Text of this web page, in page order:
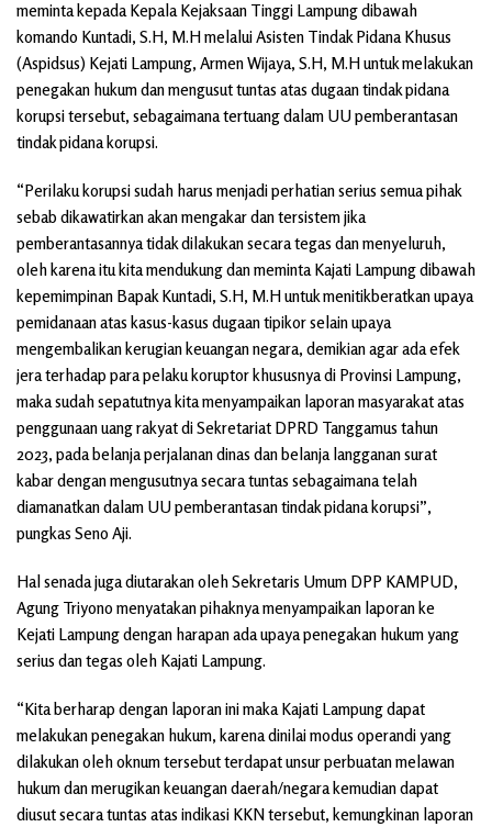
meminta kepada Kepala Kejaksaan Tinggi Lampung dibawah
komando Kuntadi, S.H, M.H melalui Asisten Tindak Pidana Khusus
(Aspidsus) Kejati Lampung, Armen Wijaya, S.H, M.H untuk melakukan
penegakan hukum dan mengusut tuntas atas dugaan tindak pidana
korupsi tersebut, sebagaimana tertuang dalam UU pemberantasan
tindak pidana korupsi.
“Perilaku korupsi sudah harus menjadi perhatian serius semua pihak
sebab dikawatirkan akan mengakar dan tersistem jika
pemberantasannya tidak dilakukan secara tegas dan menyeluruh,
oleh karena itu kita mendukung dan meminta Kajati Lampung dibawah
kepemimpinan Bapak Kuntadi, S.H, M.H untuk menitikberatkan upaya
pemidanaan atas kasus-kasus dugaan tipikor selain upaya
mengembalikan kerugian keuangan negara, demikian agar ada efek
jera terhadap para pelaku koruptor khususnya di Provinsi Lampung,
maka sudah sepatutnya kita menyampaikan laporan masyarakat atas
penggunaan uang rakyat di Sekretariat DPRD Tanggamus tahun
2023, pada belanja perjalanan dinas dan belanja langganan surat
kabar dengan mengusutnya secara tuntas sebagaimana telah
diamanatkan dalam UU pemberantasan tindak pidana korupsi”,
pungkas Seno Aji.
Hal senada juga diutarakan oleh Sekretaris Umum DPP KAMPUD,
Agung Triyono menyatakan pihaknya menyampaikan laporan ke
Kejati Lampung dengan harapan ada upaya penegakan hukum yang
serius dan tegas oleh Kajati Lampung.
“Kita berharap dengan laporan ini maka Kajati Lampung dapat
melakukan penegakan hukum, karena dinilai modus operandi yang
dilakukan oleh oknum tersebut terdapat unsur perbuatan melawan
hukum dan merugikan keuangan daerah/negara kemudian dapat
diusut secara tuntas atas indikasi KKN tersebut, kemungkinan laporan